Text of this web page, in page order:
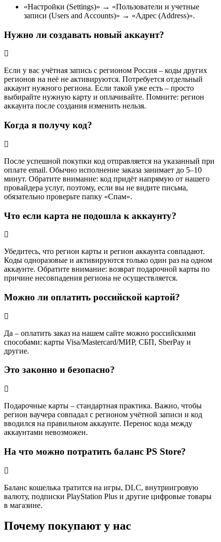
«Настройки (Settings)» → «Пользователи и учетные
записи (Users and Accounts)» → «Адрес (Address)».
Нужно ли создавать новый аккаунт?
Если у вас учётная запись с регионом Россия – коды других
регионов на неё не активируются. Потребуется отдельный
аккаунт нужного региона. Если такой уже есть – просто
выбирайте нужную карту и оплачивайте. Помните: регион
аккаунта после создания изменить нельзя.
Когда я получу код?
После успешной покупки код отправляется на указанный при
оплате email. Обычно исполнение заказа занимает до 5–10
минут. Обратите внимание: код придёт напрямую от нашего
провайдера услуг, поэтому, если вы не видите письма,
обязательно проверьте папку «Спам».
Что если карта не подошла к аккаунту?
Убедитесь, что регион карты и регион аккаунта совпадают.
Коды одноразовые и активируются только один раз на одном
аккаунте. Обратите внимание: возврат подарочной карты по
причине несовпадения региона не осуществляется.
Можно ли оплатить российской картой?
Да – оплатить заказ на нашем сайте можно российскими
способами: карты Visa/Mastercard/МИР, СБП, SberPay и
другие.
Это законно и безопасно?
Подарочные карты – стандартная практика. Важно, чтобы
регион ваучера совпадал с регионом учётной записи и код
вводился на правильном аккаунте. Перенос кода между
аккаунтами невозможен.
На что можно потратить баланс PS Store?
Баланс кошелька тратится на игры, DLC, внутриигровую
валюту, подписки PlayStation Plus и другие цифровые товары
в магазине.
Почему покупают у нас